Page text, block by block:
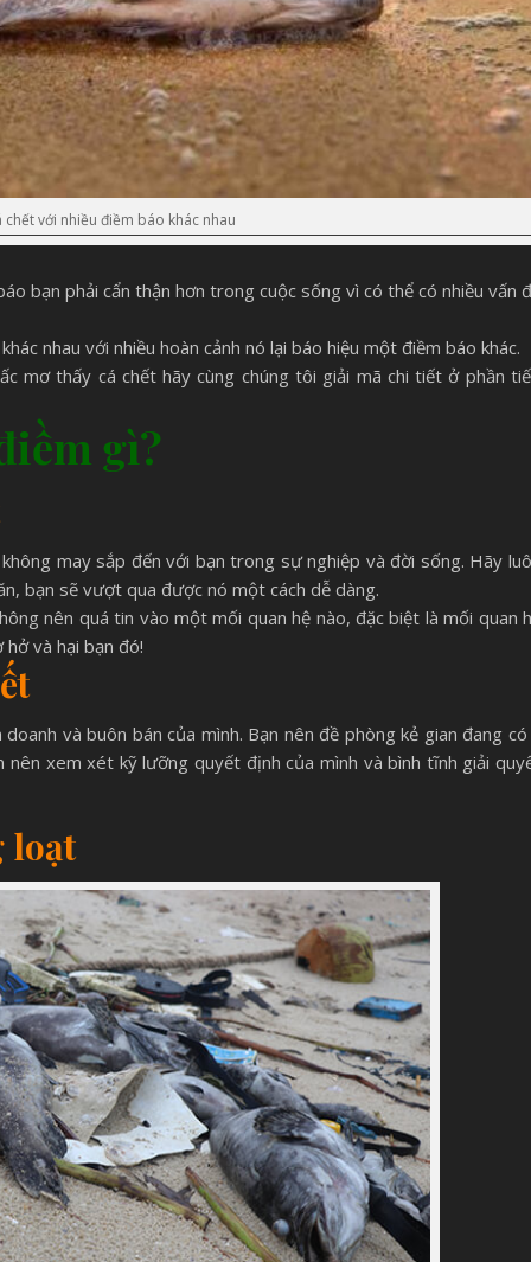
chết với nhiều điềm báo khác nhau
bạn phải cẩn thận hơn trong cuộc sống vì có thể có nhiều vấn
nhau với nhiều hoàn cảnh nó lại báo hiệu một điềm báo khác.
mơ thấy cá chết hãy cùng chúng tôi giải mã chi tiết ở phần
gì?
may sắp đến với bạn trong sự nghiệp và đời sống. Hãy
bạn sẽ vượt qua được nó một cách dễ dàng.
nên quá tin vào một mối quan hệ nào, đặc biệt là mối quan
và hại bạn đó!
và buôn bán của mình. Bạn nên đề phòng kẻ gian đang
nên xem xét kỹ lưỡng quyết định của mình và bình tĩnh giải
loạt